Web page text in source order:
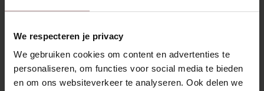
We respecteren je privacy
We gebruiken cookies om content en advertenties te
personaliseren, om functies voor social media te bieden
en om ons websiteverkeer te analyseren. Ook delen we
RECENT BEKEKEN